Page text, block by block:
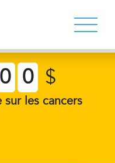
0 0 $
sur les cancers